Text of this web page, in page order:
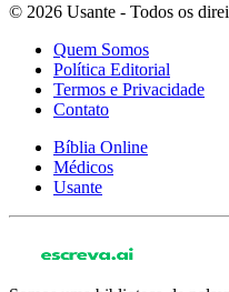
© 2026 Usante - Todos os
Quem Somos
Política Editorial
Termos e Privacidade
Contato
Bíblia Online
Médicos
Usante